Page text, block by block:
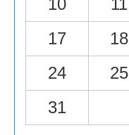
10
11
17
18
24
25
31